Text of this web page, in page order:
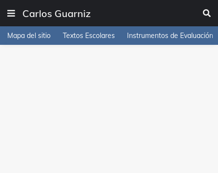
Carlos Guarniz
Mapa del sitio Textos Escolares Instrumentos de Evaluación